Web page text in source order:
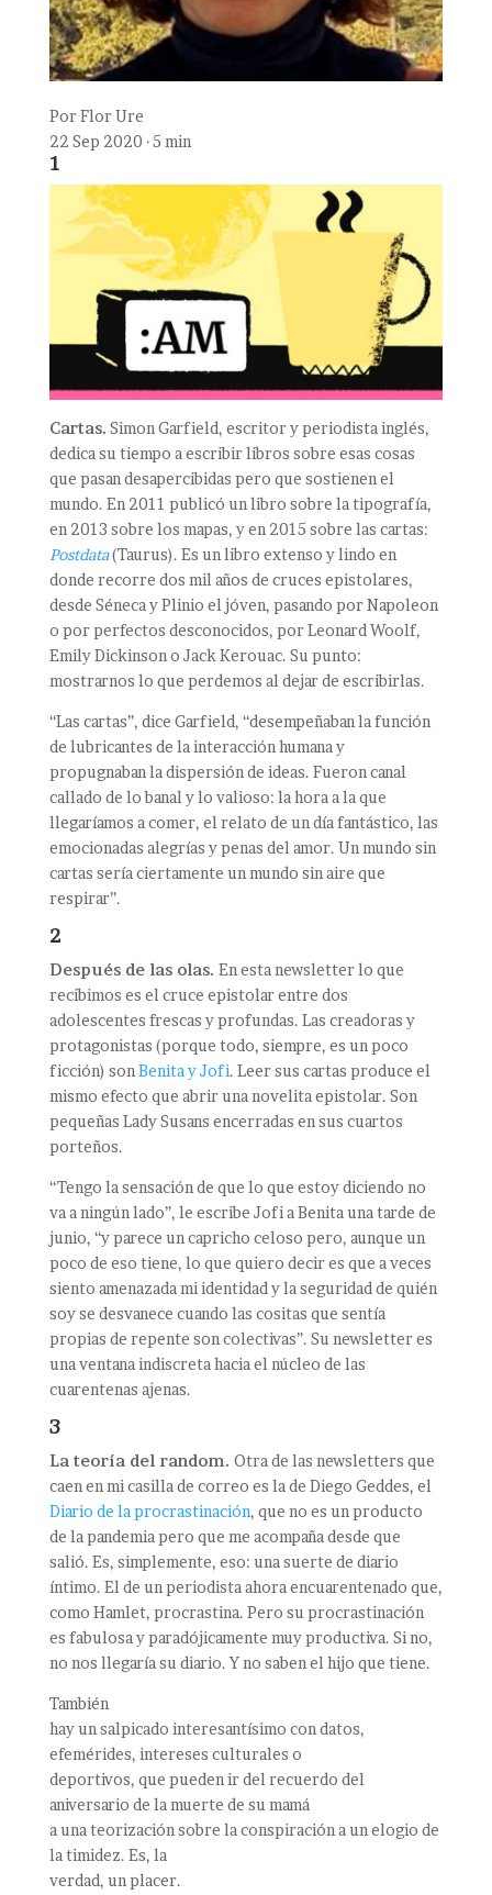
PorFlor Ure
22 Sep 2020 · 5 min
1
Cartas. Simon Garfield, escritor y periodista inglés,
dedica su tiempo a escribir libros sobre esas cosas
que pasan desapercibidas pero que sostienen el
mundo. En 2011 publicó un libro sobre la tipografía,
en 2013 sobre los mapas, y en 2015 sobre las cartas:
Postdata(Taurus). Es un libro extenso y lindo en
donde recorre dos mil años de cruces epistolares,
desde Séneca y Plinio el jóven, pasando por Napoleon
o por perfectos desconocidos, por Leonard Woolf,
Emily Dickinson o Jack Kerouac. Su punto:
mostrarnos lo que perdemos al dejar de escribirlas.
“Las cartas”, dice Garfield, “desempeñaban la función
de lubricantes de la interacción humana y
propugnaban la dispersión de ideas. Fueron canal
callado de lo banal y lo valioso: la hora a la que
llegaríamos a comer, el relato de un día fantástico, las
emocionadas alegrías y penas del amor. Un mundo sin
cartas sería ciertamente un mundo sin aire que
respirar”.
2
Después de las olas. En esta newsletter lo que
recibimos es el cruce epistolar entre dos
adolescentes frescas y profundas. Las creadoras y
protagonistas (porque todo, siempre, es un poco
ficción) sonBenita y Jofi. Leer sus cartas produce el
mismo efecto que abrir una novelita epistolar. Son
pequeñas Lady Susans encerradas en sus cuartos
porteños.
“Tengo la sensación de que lo que estoy diciendo no
va a ningún lado”, le escribe Jofi a Benita una tarde de
junio, “y parece un capricho celoso pero, aunque un
poco de eso tiene, lo que quiero decir es que a veces
siento amenazada mi identidad y la seguridad de quién
soy se desvanece cuando las cositas que sentía
propias de repente son colectivas”. Su newsletter es
una ventana indiscreta hacia el núcleo de las
cuarentenas ajenas.
3
La teoría del random. Otra de las newsletters que
caen en mi casilla de correo es la de Diego Geddes, el
Diario de la procrastinación, que no es un producto
de la pandemia pero que me acompaña desde que
salió. Es, simplemente, eso: una suerte de diario
íntimo. El de un periodista ahora encuarentenado que,
como Hamlet, procrastina. Pero su procrastinación
es fabulosa y paradójicamente muy productiva. Si no,
no nos llegaría su diario. Y no saben el hijo que tiene.
También
hay un salpicado interesantísimo con datos,
efemérides, intereses culturales o
deportivos, que pueden ir del recuerdo del
aniversario de la muerte de su mamá
a una teorización sobre la conspiración a un elogio de
la timidez. Es, la
verdad, un placer.